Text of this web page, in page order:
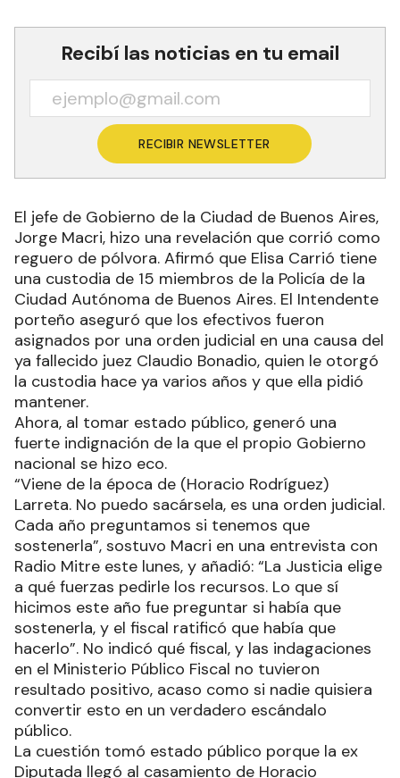
Recibí las noticias en tu email
RECIBIR NEWSLETTER
El jefe de Gobierno de la Ciudad de Buenos Aires,
Jorge Macri, hizo una revelación que corrió como
reguero de pólvora. Afirmó que Elisa Carrió tiene
una custodia de 15 miembros de la Policía de la
Ciudad Autónoma de Buenos Aires. El Intendente
porteño aseguró que los efectivos fueron
asignados por una orden judicial en una causa del
ya fallecido juez Claudio Bonadio, quien le otorgó
la custodia hace ya varios años y que ella pidió
mantener.
Ahora, al tomar estado público, generó una
fuerte indignación de la que el propio Gobierno
nacional se hizo eco.
“Viene de la época de (Horacio Rodríguez)
Larreta. No puedo sacársela, es una orden judicial.
Cada año preguntamos si tenemos que
sostenerla”, sostuvo Macri en una entrevista con
Radio Mitre este lunes, y añadió: “La Justicia elige
a qué fuerzas pedirle los recursos. Lo que sí
hicimos este año fue preguntar si había que
sostenerla, y el fiscal ratificó que había que
hacerlo”. No indicó qué fiscal, y las indagaciones
en el Ministerio Público Fiscal no tuvieron
resultado positivo, acaso como si nadie quisiera
convertir esto en un verdadero escándalo
público.
La cuestión tomó estado público porque la ex
Diputada llegó al casamiento de Horacio